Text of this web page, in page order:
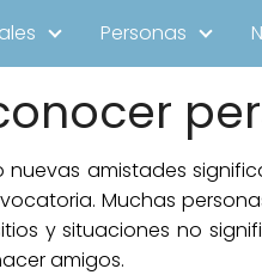
Personas
amistades
Muchas
y situaciones no
amigos.